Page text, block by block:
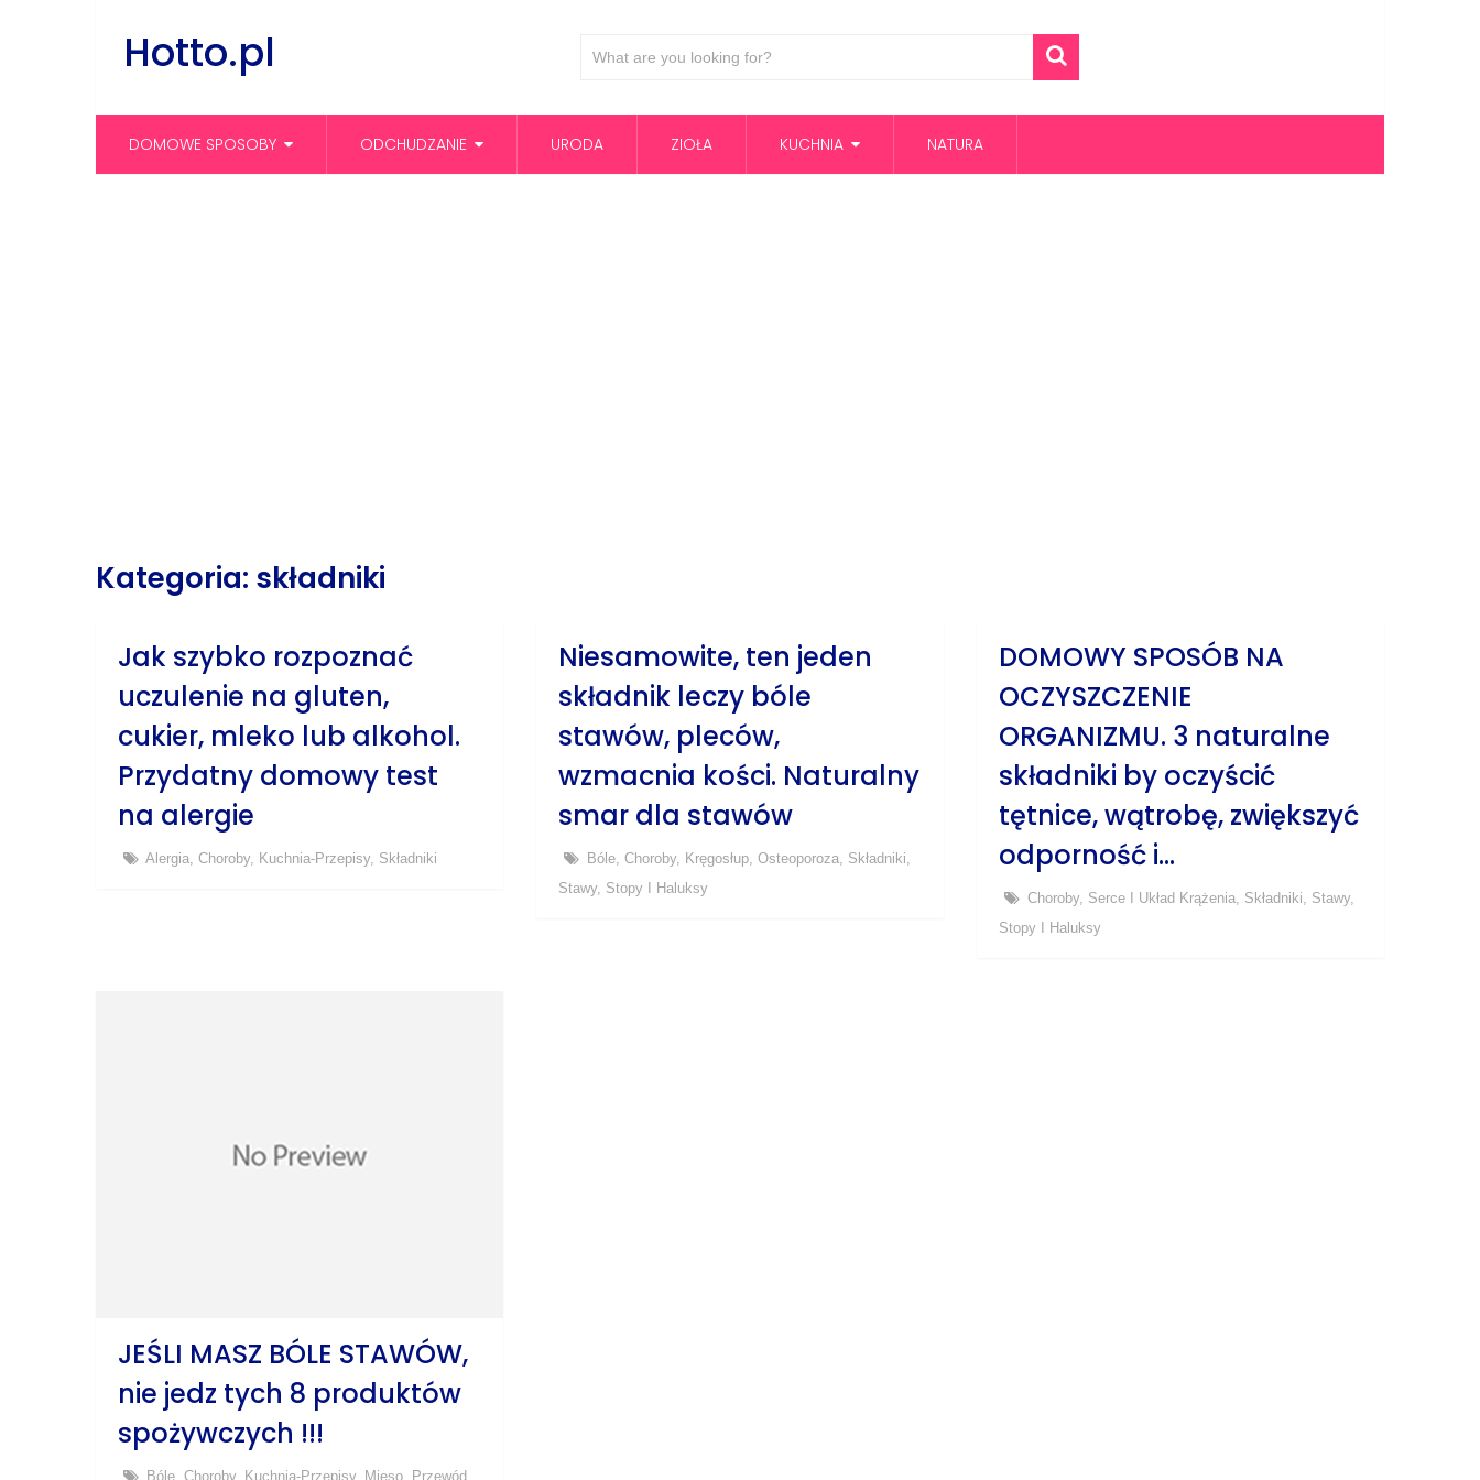
Hotto.pl
DOMOWE SPOSOBY ODCHUDZANIE URODA ZIOŁA KUCHNIA NATURA
Kategoria: składniki
Jak szybko rozpoznać
uczulenie na gluten,
cukier, mleko lub alkohol.
Przydatny domowy test
na alergie
Alergia, Choroby, Kuchnia-Przepisy, Składniki
Niesamowite, ten jeden
składnik leczy bóle
stawów, pleców,
wzmacnia kości. Naturalny
smar dla stawów
Bóle,Choroby, Kręgosłup,Osteoporoza, Składniki,
Stawy, Stopy I Haluksy
DOMOWY SPOSÓB NA
OCZYSZCZENIE
ORGANIZMU. 3 naturalne
składniki by oczyścić
tętnice, wątrobę, zwiększyć
odporność i…
Choroby, Serce I Układ Krążenia, Składniki, Stawy,
Stopy I Haluksy
JEŚLI MASZ BÓLE STAWÓW,
nie jedz tych 8 produktów
spożywczych !!!
Bóle Choroby, Kuchnia-Przepisy, Mięso Przewód